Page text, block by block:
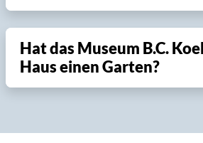
Hat das Museum B.C.
Haus einen Garten?